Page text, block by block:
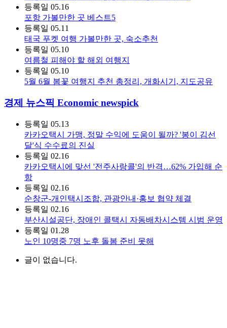
등록일 05.16
포항 가볼만한 곳 베스트5
등록일 05.11
태국 푸켓 여행 가볼만한 곳, 숙소추천
등록일 05.10
여름철 피해야 할 해외 여행지
등록일 05.10
5월 6월 봄꽃 여행지 추천 총정리, 개화시기, 지도공유
경제 뉴스픽 Economic newspick
등록일 05.13
카카오택시 가맹, 정말 수익에 도움이 될까? '봉이 김선
달'식 수수료의 진실
등록일 02.16
카카오택시에 맞선 '전주사랑콜'의 반격…62% 가입해 순
항
등록일 02.16
순창군-개인택시조합, 관광안내·홍보 협약 체결
등록일 02.16
부산시설공단, 장애인 콜택시 자동배차시스템 시범 운영
등록일 01.28
노인 10명중 7명 노후 돌봄 준비 못해
글이 없습니다.